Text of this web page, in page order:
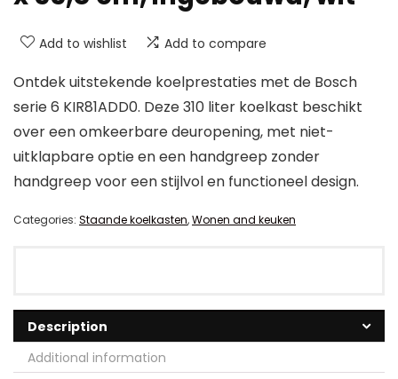
Add to wishlist Add to compare
Ontdek uitstekende koelprestaties met de Bosch
serie 6 KIR81ADD0. Deze 310 liter koelkast beschikt
over een omkeerbare deuropening, met niet-
uitklapbare optie en een handgreep zonder
handgreep voor een stijlvol en functioneel design.
Categories: Staande koelkasten,Wonen and keuken
Description
Additional information